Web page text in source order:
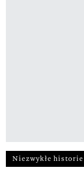
Niezwykłe historie